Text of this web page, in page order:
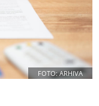
FOTO: ARHIVA